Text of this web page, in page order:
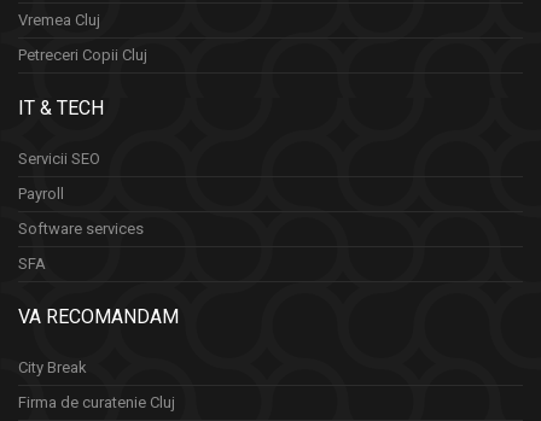
Vremea Cluj
Petreceri Copii Cluj
IT & TECH
Servicii SEO
Payroll
Software services
SFA
VA RECOMANDAM
City Break
Firma de curatenie Cluj